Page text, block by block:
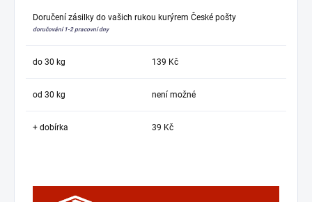
Doručení zásilky do vašich rukou kurýrem České pošty
doručování 1-2 pracovní dny
do 30 kg 139 Kč
od 30 kg není možné
+ dobírka 39 Kč